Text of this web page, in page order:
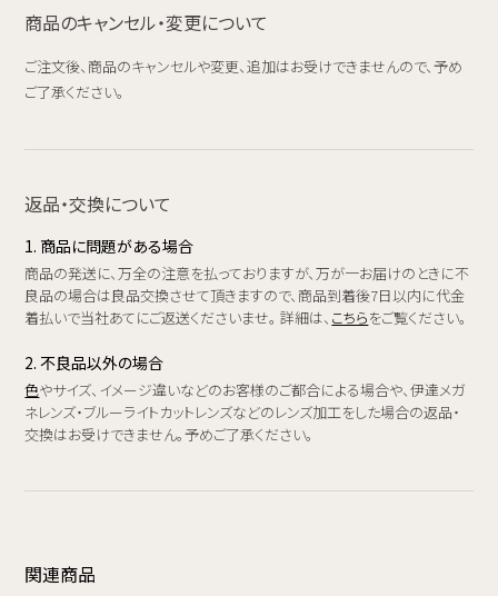
商品のキャンセル・変更について
ご注文後、商品のキャンセルや変更、追加はお受けできませんので、予め
ご了承ください。
返品・交換について
1. 商品に問題がある場合
商品の発送に、万全の注意を払っておりますが、万が一お届けのときに不
良品の場合は良品交換させて頂きますので、商品到着後7日以内に代金
着払いで当社あてにご返送くださいませ。 詳細は、 こちらをご覧ください。
2. 不良品以外の場合
色やサイズ、イメージ違いなどのお客様のご都合による場合や、伊達メガ
ネレンズ・ブルーライトカットレンズなどのレンズ加工をした場合の返品・
交換はお受けできません。予めご了承ください。
関連商品